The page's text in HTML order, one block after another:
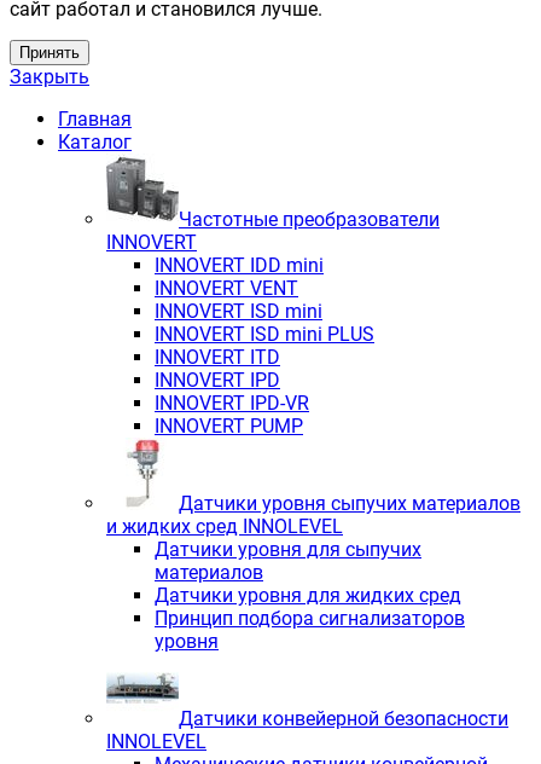
сайт работал и становился лучше.
Принять
Закрыть
Главная
Каталог
Частотные преобразователи
INNOVERT
INNOVERT IDD mini
INNOVERT VENT
INNOVERT ISD mini
INNOVERT ISD mini PLUS
INNOVERT ITD
INNOVERT IРD
INNOVERT IРD-VR
INNOVERT PUMP
Датчики уровня сыпучих материалов
и жидких сред INNOLEVEL
Датчики уровня для сыпучих
материалов
Датчики уровня для жидких сред
Принцип подбора сигнализаторов
уровня
Датчики конвейерной безопасности
INNOLEVEL